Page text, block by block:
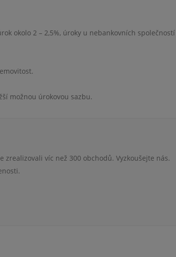
okolo 2 – 2,5%, úroky u nebankovních společností
možnou úrokovou sazbu.
zrealizovali víc než 300 obchodů. Vyzkoušejte nás.